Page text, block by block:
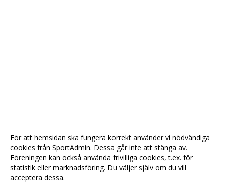
För att hemsidan ska fungera korrekt använder vi nödvändiga
cookies från SportAdmin. Dessa går inte att stänga av.
Föreningen kan också använda frivilliga cookies, t.ex. för
statistik eller marknadsföring. Du väljer själv om du vill
acceptera dessa.